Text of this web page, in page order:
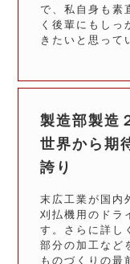
で、私自身も素
く後輩にもしっ
きたいと思って
製造部製造
世界から期
誇り
末広工業が国内
刈払機用のドラ
す。さらに詳し
部分の加工など
ものづくりの最